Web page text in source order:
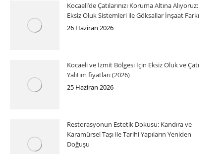
Kocaeli’de Çatılarınızı Koruma Altına Alıyoruz:
Eksiz Oluk Sistemleri ile Göksallar İnşaat Farkı
26 Haziran 2026
Kocaeli ve İzmit Bölgesi İçin Eksiz Oluk ve Çatı
Yalıtım fiyatları (2026)
25 Haziran 2026
Restorasyonun Estetik Dokusu: Kandıra ve
Karamürsel Taşı ile Tarihi Yapıların Yeniden
Doğuşu